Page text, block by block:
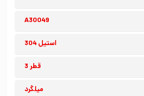
A30049
استیل 304
قطر 3
میلگرد